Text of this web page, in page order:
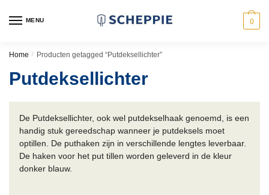
MENU 0
Home / Producten getagged “Putdeksellichter”
Putdeksellichter
De Putdeksellichter, ook wel putdekselhaak genoemd, is een
handig stuk gereedschap wanneer je putdeksels moet
optillen. De puthaken zijn in verschillende lengtes leverbaar.
De haken voor het put tillen worden geleverd in de kleur
donker blauw.